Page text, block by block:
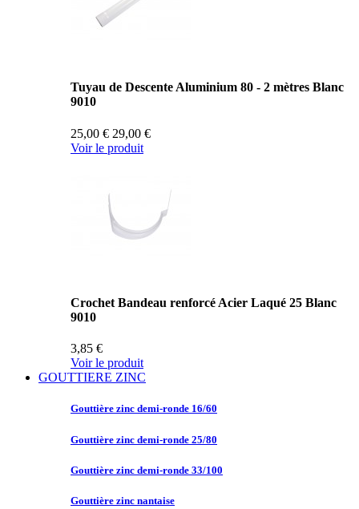
Tuyau de Descente Aluminium 80 - 2 mètres Blanc
9010
25,00 € 29,00 €
Voir le produit
Crochet Bandeau renforcé Acier Laqué 25 Blanc
9010
3,85 €
Voir le produit
GOUTTIERE ZINC
Gouttière zinc demi-ronde 16/60
Gouttière zinc demi-ronde 25/80
Gouttière zinc demi-ronde 33/100
Gouttière zinc nantaise